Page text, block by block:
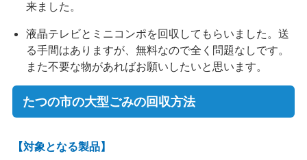
来ました。
液晶テレビとミニコンポを回収してもらいました。送
る手間はありますが、無料なので全く問題なしです。
また不要な物があればお願いしたいと思います。
たつの市の大型ごみの回収方法
【対象となる製品】